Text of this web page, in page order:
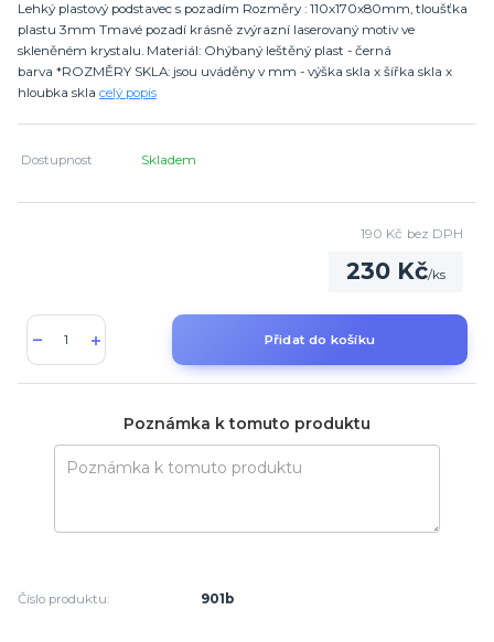
Lehký plastový podstavec s pozadím Rozměry : 110x170x80mm, tloušťka
plastu 3mm Tmavé pozadí krásně zvýrazní laserovaný motiv ve
skleněném krystalu. Materiál: Ohýbaný leštěný plast - černá
barva *ROZMĚRY SKLA: jsou uváděny v mm - výška skla x šířka skla x
hloubka skla celý popis
Dostupnost Skladem
230 Kč/ks
190 Kč bez DPH
Přidat do košíku
Poznámka k tomuto produktu
Číslo produktu: 901b